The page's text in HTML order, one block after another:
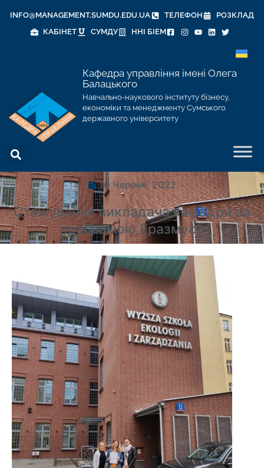
INFO@MANAGEMENT.SUMDU.EDU.UA ТЕЛЕФОН
РОЗКЛАД
КАБІНЕТ
СУМДУ ННІ БІЕМ
Кафедра управління імені Олега
Балацького
Навчально-наукового інституту бізнесу,
економіки та менеджменту Сумського
державного університету
10 Червня, 2022
Стажування викладача кафедри за
програмою Еразмус+